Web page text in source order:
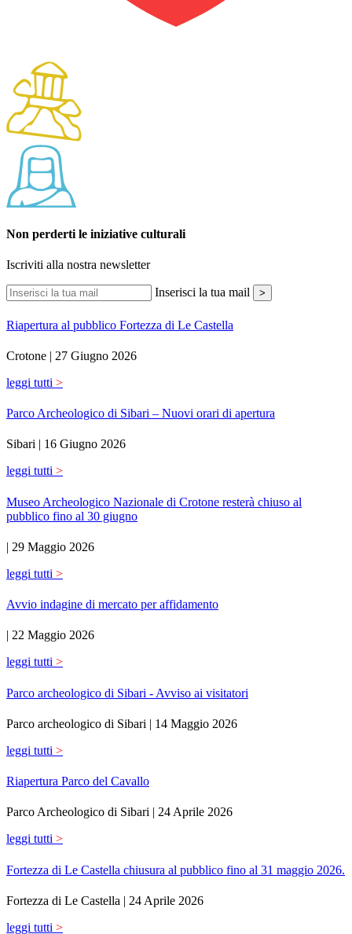
Non perderti le iniziative culturali
Iscriviti alla nostra newsletter
Inserisci la tua mail >
Riapertura al pubblico Fortezza di Le Castella
Crotone | 27 Giugno 2026
leggi tutti >
Parco Archeologico di Sibari – Nuovi orari di apertura
Sibari | 16 Giugno 2026
leggi tutti >
Museo Archeologico Nazionale di Crotone resterà chiuso al
pubblico fino al 30 giugno
| 29 Maggio 2026
leggi tutti >
Avvio indagine di mercato per affidamento
| 22 Maggio 2026
leggi tutti >
Parco archeologico di Sibari - Avviso ai visitatori
Parco archeologico di Sibari | 14 Maggio 2026
leggi tutti >
Riapertura Parco del Cavallo
Parco Archeologico di Sibari | 24 Aprile 2026
leggi tutti >
Fortezza di Le Castella chiusura al pubblico fino al 31 maggio 2026.
Fortezza di Le Castella | 24 Aprile 2026
leggi tutti >